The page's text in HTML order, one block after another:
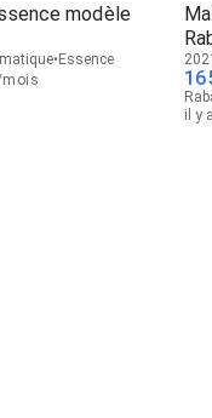
modèle
Essence
mois
il y